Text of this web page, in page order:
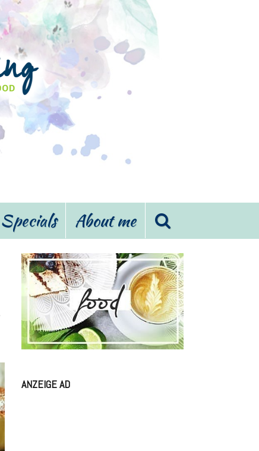
Specials About me
ANZEIGE AD